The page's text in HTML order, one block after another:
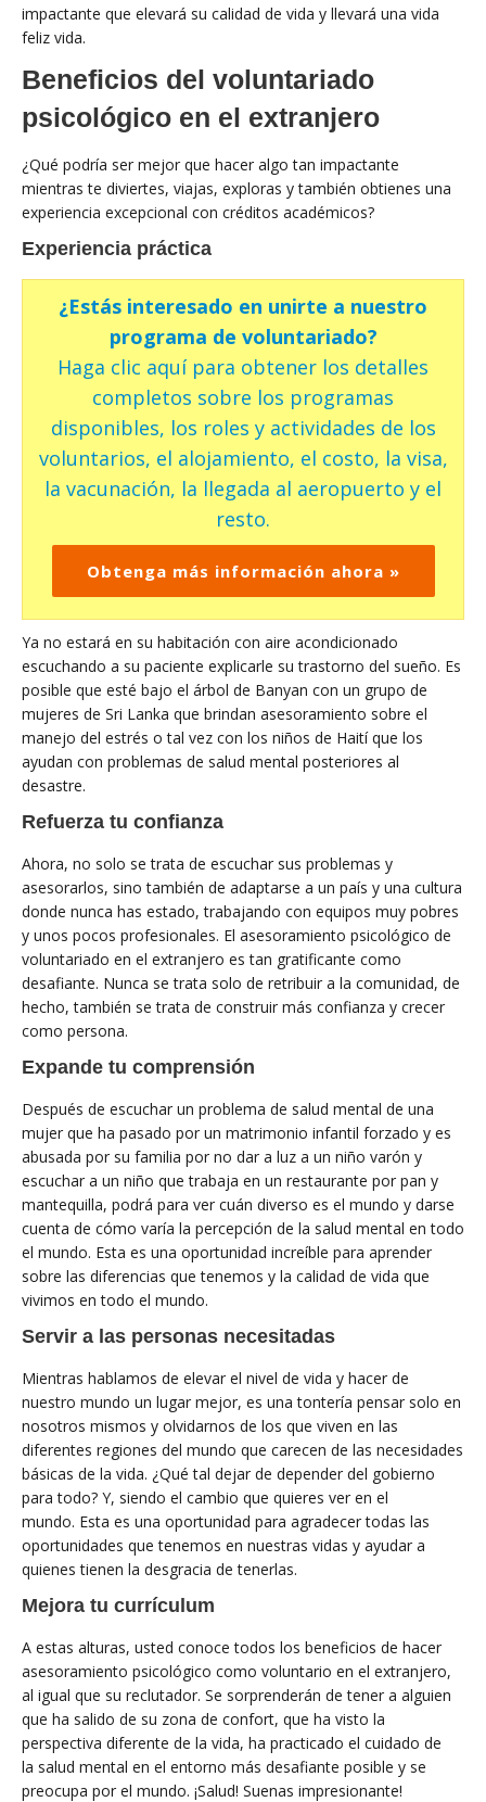
impactante que elevará su calidad de vida y llevará una vida
feliz vida.
Beneficios del voluntariado
psicológico en el extranjero
¿Qué podría ser mejor que hacer algo tan impactante
mientras te diviertes, viajas, exploras y también obtienes una
experiencia excepcional con créditos académicos?
Experiencia práctica
¿Estás interesado en unirte a nuestro
programa de voluntariado?
Haga clic aquí para obtener los detalles
completos sobre los programas
disponibles, los roles y actividades de los
voluntarios, el alojamiento, el costo, la visa,
la vacunación, la llegada al aeropuerto y el
resto.
Obtenga más información ahora »
Ya no estará en su habitación con aire acondicionado
escuchando a su paciente explicarle su trastorno del sueño. Es
posible que esté bajo el árbol de Banyan con un grupo de
mujeres de Sri Lanka que brindan asesoramiento sobre el
manejo del estrés o tal vez con los niños de Haití que los
ayudan con problemas de salud mental posteriores al
desastre.
Refuerza tu confianza
Ahora, no solo se trata de escuchar sus problemas y
asesorarlos, sino también de adaptarse a un país y una cultura
donde nunca has estado, trabajando con equipos muy pobres
y unos pocos profesionales. El asesoramiento psicológico de
voluntariado en el extranjero es tan gratificante como
desafiante. Nunca se trata solo de retribuir a la comunidad, de
hecho, también se trata de construir más confianza y crecer
como persona.
Expande tu comprensión
Después de escuchar un problema de salud mental de una
mujer que ha pasado por un matrimonio infantil forzado y es
abusada por su familia por no dar a luz a un niño varón y
escuchar a un niño que trabaja en un restaurante por pan y
mantequilla, podrá para ver cuán diverso es el mundo y darse
cuenta de cómo varía la percepción de la salud mental en todo
el mundo. Esta es una oportunidad increíble para aprender
sobre las diferencias que tenemos y la calidad de vida que
vivimos en todo el mundo.
Servir a las personas necesitadas
Mientras hablamos de elevar el nivel de vida y hacer de
nuestro mundo un lugar mejor, es una tontería pensar solo en
nosotros mismos y olvidarnos de los que viven en las
diferentes regiones del mundo que carecen de las necesidades
básicas de la vida. ¿Qué tal dejar de depender del gobierno
para todo? Y, siendo el cambio que quieres ver en el
mundo. Esta es una oportunidad para agradecer todas las
oportunidades que tenemos en nuestras vidas y ayudar a
quienes tienen la desgracia de tenerlas.
Mejora tu currículum
A estas alturas, usted conoce todos los beneficios de hacer
asesoramiento psicológico como voluntario en el extranjero,
al igual que su reclutador. Se sorprenderán de tener a alguien
que ha salido de su zona de confort, que ha visto la
perspectiva diferente de la vida, ha practicado el cuidado de
la salud mental en el entorno más desafiante posible y se
preocupa por el mundo. ¡Salud! Suenas impresionante!